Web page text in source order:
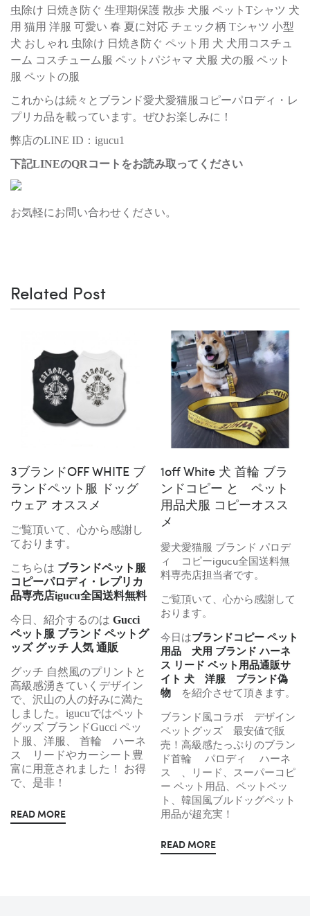
虫除け 日焼き防ぐ 生理期保護 散歩 犬服 ペットTシャツ 犬
用 猫用 洋服 可愛い 春 夏に対応 チェック柄 Tシャツ 小型
犬 おしゃれ 虫除け 日焼き防ぐ ペット用 犬 犬用コスチュ
ーム コスチューム服 ペットパジャマ 犬服 犬の服 ペット
服 ペットの服
これからは続々とブランド愛犬愛猫服コピーパロディ・レ
プリカ品を載っています。ぜひお楽しみに！
弊店のLINE ID：igucu1
下記LINEのQRコートをお読み取ってください
お気軽にお問い合わせください。
Related Post
3ブランドOFF WHITE ブ
ランドペット服 ドッグ
ウェア オススメ
ご覧頂いて、心から感謝し
ております。
こちらは ブランドペット服
コピーパロディ・レプリカ
品専売店igucu全国送料無料
今日、紹介するのは Gucci
ペット服 ブランド ペットグ
ッズ グッチ 人気 通販
グッチ 自然風のプリントと
高級感湧きていくデザイン
で、沢山の人の好みに満た
しました。igucuではペット
グッズ ブランドGucci ペッ
ト服、洋服、 首輪 ハーネ
ス リードやカーシート豊
富に用意されました！ お得
で、是非！
READ MORE
1off White 犬 首輪 ブラ
ンドコピー と ペット
用品犬服 コピーオスス
メ
愛犬愛猫服 ブランド パロデ
ィ コピーigucu全国送料無
料専売店担当者です。
ご覧頂いて、心から感謝して
おります。
今日はブランドコピー ペット
用品 犬用 ブランド ハーネ
ス リード ペット用品通販サ
イト 犬 洋服 ブランド偽
物
を紹介させて頂きます。
ブランド風コラボ デザイン
ペットグッズ 最安値で販
売！高級感たっぷりのブラン
ド首輪 パロディ ハーネ
ス 、リード、スーパーコピ
ー ペット用品、ペットベッ
ト、韓国風ブルドッグペット
用品が超充実！
READ MORE